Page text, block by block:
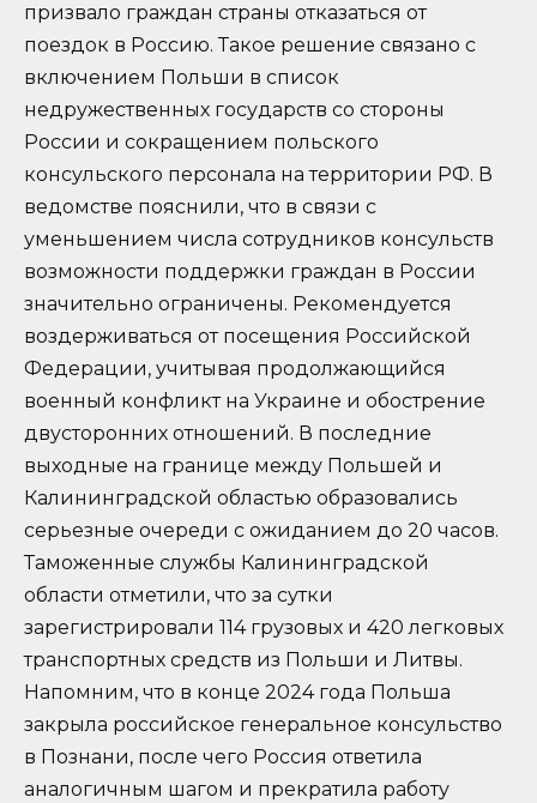
призвало граждан страны отказаться от
поездок в Россию. Такое решение связано с
включением Польши в список
недружественных государств со стороны
России и сокращением польского
консульского персонала на территории РФ. В
ведомстве пояснили, что в связи с
уменьшением числа сотрудников консульств
возможности поддержки граждан в России
значительно ограничены. Рекомендуется
воздерживаться от посещения Российской
Федерации, учитывая продолжающийся
военный конфликт на Украине и обострение
двусторонних отношений. В последние
выходные на границе между Польшей и
Калининградской областью образовались
серьезные очереди с ожиданием до 20 часов.
Таможенные службы Калининградской
области отметили, что за сутки
зарегистрировали 114 грузовых и 420 легковых
транспортных средств из Польши и Литвы.
Напомним, что в конце 2024 года Польша
закрыла российское генеральное консульство
в Познани, после чего Россия ответила
аналогичным шагом и прекратила работу